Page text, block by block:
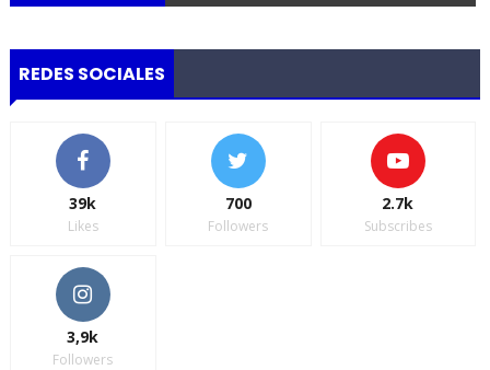
REDES SOCIALES
39k
Likes
700
Followers
2.7k
Subscribes
3,9k
Followers